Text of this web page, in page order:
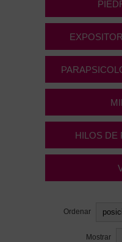
HILOS DE
Ordenar
Mostrar